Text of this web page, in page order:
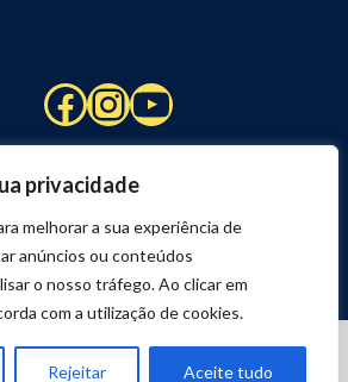
privacidade
melhorar a sua experiência de
anúncios ou conteúdos
o nosso tráfego. Ao clicar em
com a utilização de cookies.
Rejeitar Aceite tudo
Facebook
Instagram
YouTube
DESENVOLVIDO POR
JOSEXAVIER.COM